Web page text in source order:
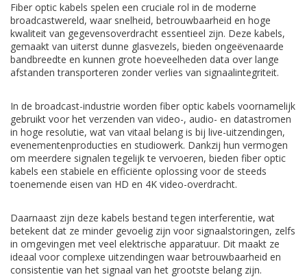
Fiber optic kabels spelen een cruciale rol in de moderne
broadcastwereld, waar snelheid, betrouwbaarheid en hoge
kwaliteit van gegevensoverdracht essentieel zijn. Deze kabels,
gemaakt van uiterst dunne glasvezels, bieden ongeëvenaarde
bandbreedte en kunnen grote hoeveelheden data over lange
afstanden transporteren zonder verlies van signaalintegriteit.
In de broadcast-industrie worden fiber optic kabels voornamelijk
gebruikt voor het verzenden van video-, audio- en datastromen
in hoge resolutie, wat van vitaal belang is bij live-uitzendingen,
evenementenproducties en studiowerk. Dankzij hun vermogen
om meerdere signalen tegelijk te vervoeren, bieden fiber optic
kabels een stabiele en efficiënte oplossing voor de steeds
toenemende eisen van HD en 4K video-overdracht.
Daarnaast zijn deze kabels bestand tegen interferentie, wat
betekent dat ze minder gevoelig zijn voor signaalstoringen, zelfs
in omgevingen met veel elektrische apparatuur. Dit maakt ze
ideaal voor complexe uitzendingen waar betrouwbaarheid en
consistentie van het signaal van het grootste belang zijn.